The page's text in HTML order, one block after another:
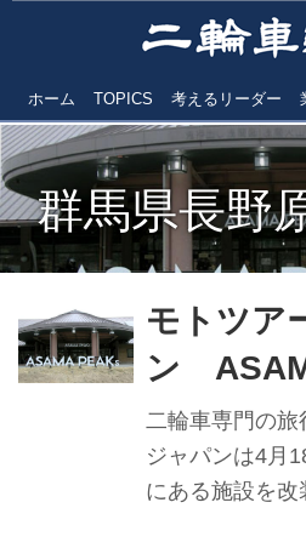
ホーム TOPICS 考えるリーダー
群馬県長野
モトツア
ン
設
二輪車専門の旅
ジャパンは4月
にある施設を